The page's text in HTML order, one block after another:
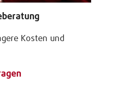
Kosten und